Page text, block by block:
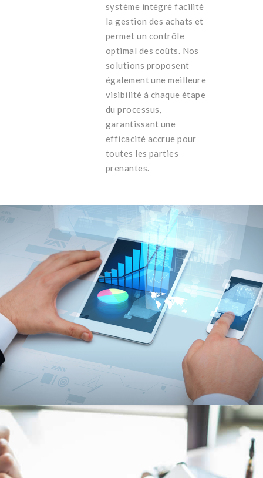
système intégré facilité
la gestion des achats et
permet un contrôle
optimal des coûts. Nos
solutions proposent
également une meilleure
visibilité à chaque étape
du processus,
garantissant une
efficacité accrue pour
toutes les parties
prenantes.